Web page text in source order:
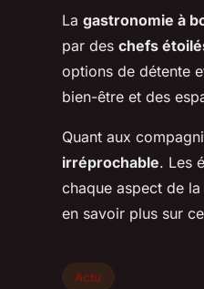
La gastronomie à
par des chefs
options de détente
bien-être et des
Quant aux
irréprochable. Les
chaque aspect de
en savoir plus sur
Actu